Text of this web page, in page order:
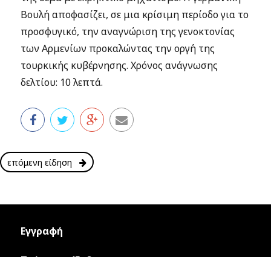
Βουλή αποφασίζει, σε μια κρίσιμη περίοδο για το
προσφυγικό, την αναγνώριση της γενοκτονίας
των Αρμενίων προκαλώντας την οργή της
τουρκικής κυβέρνησης. Χρόνος ανάγνωσης
δελτίου: 10 λεπτά.
επόμενη είδηση
Εγγραφή